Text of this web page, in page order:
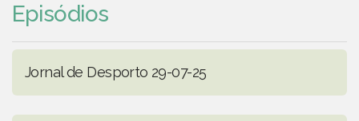
Episódios
Jornal de Desporto 29-07-25